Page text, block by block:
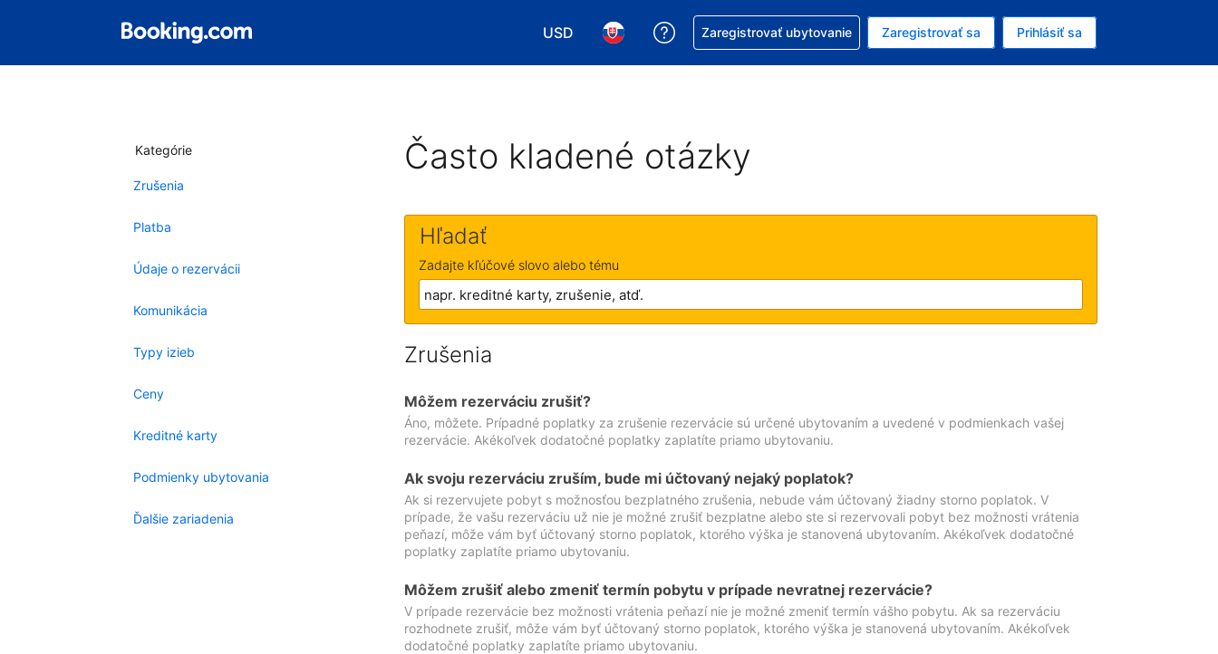
USD
Vybrať menu. Momentálne máte zvolenú menu Americký dolár
Vybrať jazyk. Momentálne máte zvolený jazyk V slovenčine
Získajte pomoc s rezerváciou
Zaregistrovať ubytovanie Zaregistrovať sa Prihlásiť sa
Kategórie
Zrušenia
Platba
Údaje o rezervácii
Komunikácia
Typy izieb
Ceny
Kreditné karty
Podmienky ubytovania
Ďalšie zariadenia
Často kladené otázky
Hľadať
Zadajte kľúčové slovo alebo tému
Zrušenia
Môžem rezerváciu zrušiť?
Áno, môžete. Prípadné poplatky za zrušenie rezervácie sú určené ubytovaním a uvedené v podmienkach vašej
rezervácie. Akékoľvek dodatočné poplatky zaplatíte priamo ubytovaniu.
Ak svoju rezerváciu zruším, bude mi účtovaný nejaký poplatok?
Ak si rezervujete pobyt s možnosťou bezplatného zrušenia, nebude vám účtovaný žiadny storno poplatok. V
prípade, že vašu rezerváciu už nie je možné zrušiť bezplatne alebo ste si rezervovali pobyt bez možnosti vrátenia
peňazí, môže vám byť účtovaný storno poplatok, ktorého výška je stanovená ubytovaním. Akékoľvek dodatočné
poplatky zaplatíte priamo ubytovaniu.
Môžem zrušiť alebo zmeniť termín pobytu v prípade nevratnej rezervácie?
V prípade rezervácie bez možnosti vrátenia peňazí nie je možné zmeniť termín vášho pobytu. Ak sa rezerváciu
rozhodnete zrušiť, môže vám byť účtovaný storno poplatok, ktorého výška je stanovená ubytovaním. Akékoľvek
dodatočné poplatky zaplatíte priamo ubytovaniu.